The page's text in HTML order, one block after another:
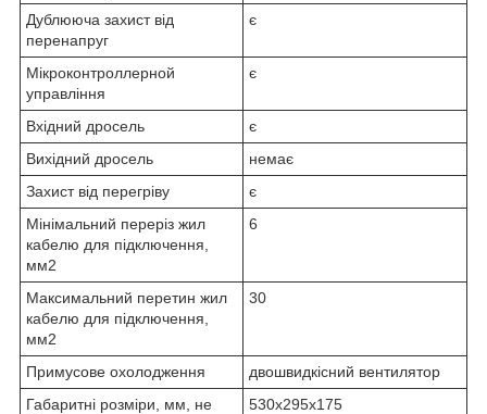
Дублююча захист від
перенапруг
є
Мікроконтроллерной
управління
є
Вхідний дросель
є
Вихідний дросель
немає
Захист від перегріву
є
Мінімальний переріз жил
кабелю для підключення,
мм2
6
Максимальний перетин жил
кабелю для підключення,
мм2
30
Примусове охолодження
двошвидкісний вентилятор
Габаритні розміри, мм, не
530х295х175